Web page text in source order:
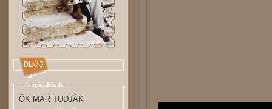
Legújabbak
ŐK MÁR TUDJÁK